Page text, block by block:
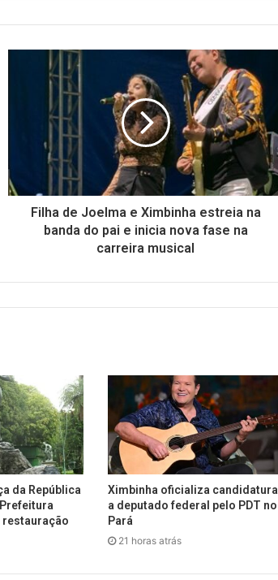
Filha de Joelma e Ximbinha estreia na
banda do pai e inicia nova fase na
carreira musical
da República
Ximbinha oficializa candidatura
a deputado federal pelo PDT no
Pará
21 horas atrás